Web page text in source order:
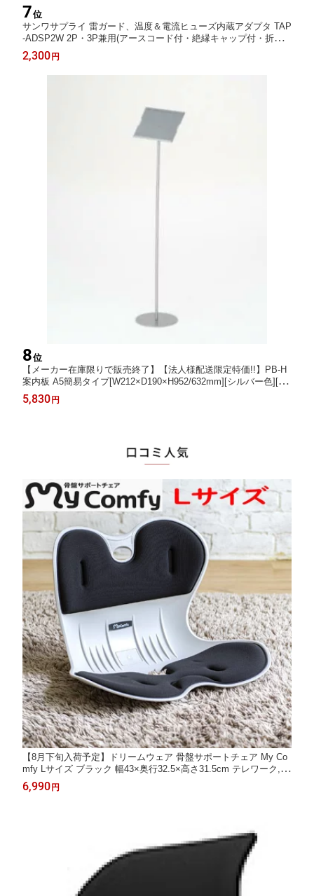
7位
サンワサプライ 雷ガード、温度＆電流ヒューズ内蔵アダプタ TAP
-ADSP2W 2P・3P兼用(アースコード付・絶縁キャップ付・折り
たたみ式) L型タップに変換可能 抜け止め式差込口 雷ガード確認
用のLED付 電気用品安全法(PSE)技術基準適合品 日本国内のみ使
用可能
2,300 円
8位
【メーカー在庫限りで販売終了】【法人様配送限定特価!!】PB-H
案内板 A5簡易タイプ[W212×D190×H952/632mm][シルバー色][お
客様組立]オフィス,ロビー,エントランス,結婚式場,葬祭場,店舗,旅
行会社,展示会,スーパー,ショッピングセンター,デパート向け
5,830 円
【8月下旬入荷予定】ドリームウェア 骨盤サポートチェア My Co
mfy Lサイズ ブラック 幅43×奥行32.5×高さ31.5cm テレワーク,在
宅勤務,ワークスペース向け
6,990 円